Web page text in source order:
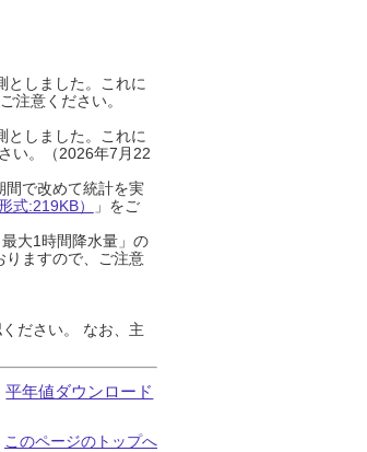
としました。これに
注意ください。
としました。これに
い。（2026年7月22
間で改めて統計を実
式:219KB）
」をご
大1時間降水量」の
りますので、ご注意
ださい。 なお、主
平年値ダウンロード
このページのトップへ